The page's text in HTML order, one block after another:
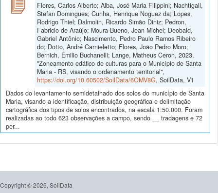
Flores, Carlos Alberto; Alba, José Maria Filippini; Nachtigall,
Stefan Domingues; Cunha, Henrique Noguez da; Lopes,
Rodrigo Thiel; Dalmolin, Ricardo Simão Diniz; Pedron,
Fabricio de Araújo; Moura-Bueno, Jean Michel; Deobald,
Gabriel Antônio; Nascimento, Pedro Paulo Ramos Ribeiro
do; Dotto, André Carnieletto; Flores, João Pedro Moro;
Bernich, Emilio Buchanelli; Lange, Matheus Ceron, 2023,
"Zoneamento edáfico de culturas para o Município de Santa
Maria - RS, visando o ordenamento territorial",
https://doi.org/10.60502/SoilData/6OMV8G, SoilData, V1
Dados do levantamento semidetalhado dos solos do município de Santa
Maria, visando a identificação, distribuição geográfica e delimitação
cartográfica dos tipos de solos encontrados, na escala 1:50.000. Foram
realizadas ao todo 623 observações a campo, sendo __ tradagens e 72
per...
Copyright © 2026, SoilData